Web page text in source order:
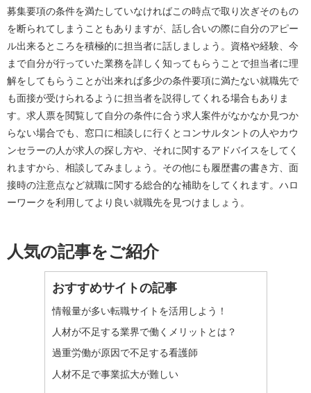
募集要項の条件を満たしていなければこの時点で取り次ぎそのもの
を断られてしまうこともありますが、話し合いの際に自分のアピー
ル出来るところを積極的に担当者に話しましょう。資格や経験、今
まで自分が行っていた業務を詳しく知ってもらうことで担当者に理
解をしてもらうことが出来れば多少の条件要項に満たない就職先で
も面接が受けられるように担当者を説得してくれる場合もありま
す。求人票を閲覧して自分の条件に合う求人案件がなかなか見つか
らない場合でも、窓口に相談しに行くとコンサルタントの人やカウ
ンセラーの人が求人の探し方や、それに関するアドバイスをしてく
れますから、相談してみましょう。その他にも履歴書の書き方、面
接時の注意点など就職に関する総合的な補助をしてくれます。ハロ
ーワークを利用してより良い就職先を見つけましょう。
人気の記事をご紹介
おすすめサイトの記事
情報量が多い転職サイトを活用しよう！
人材が不足する業界で働くメリットとは？
過重労働が原因で不足する看護師
人材不足で事業拡大が難しい